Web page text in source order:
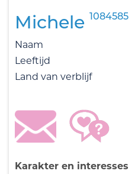
Michele 1084585
Naam
Leeftijd
Land van verblijf
Karakter en interesses